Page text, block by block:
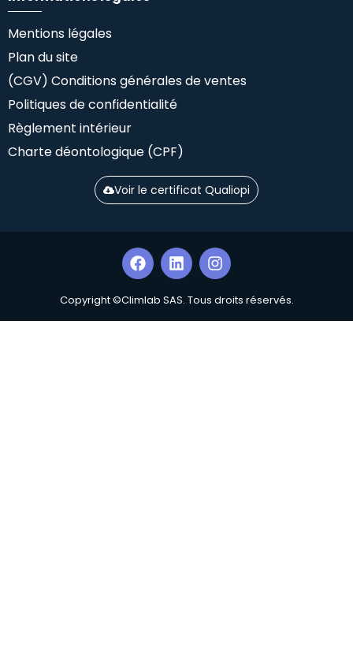
Mentions légales
Plan du site
(CGV) Conditions générales de ventes
Politiques de confidentialité
Règlement intérieur
Charte déontologique (CPF)
Voir le certificat Qualiopi
Copyright ©Climlab SAS. Tous droits réservés.